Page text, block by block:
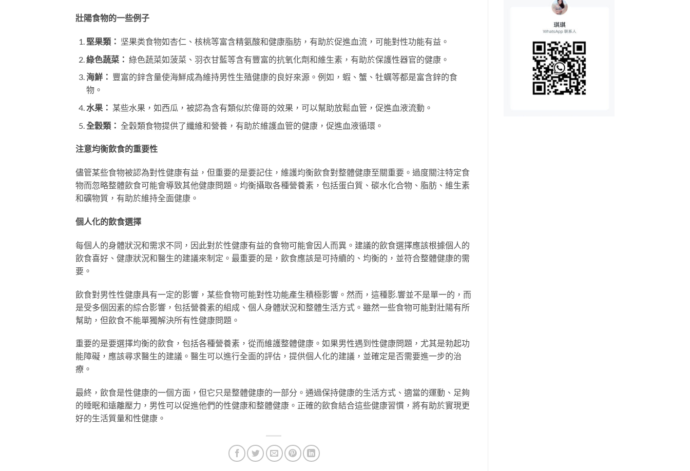
壯陽食物的一些例子
堅果類： 坚果类食物如杏仁、核桃等富含精氨酸和健康脂肪，有助於促進血流，可能對性功能有益。
綠色蔬菜： 綠色蔬菜如菠菜、羽衣甘藍等含有豐富的抗氧化劑和維生素，有助於保護性器官的健康。
海鮮： 豐富的鋅含量使海鮮成為維持男性生殖健康的良好來源。例如，蝦、蟹、牡蠣等都是富含鋅的食
物。
水果： 某些水果，如西瓜，被認為含有類似於偉哥的效果，可以幫助放鬆血管，促進血液流動。
全穀類： 全穀類食物提供了纖維和營養，有助於維護血管的健康，促進血液循環。
注意均衡飲食的重要性
儘管某些食物被認為對性健康有益，但重要的是要記住，維護均衡飲食對整體健康至關重要。過度關注特定食
物而忽略整體飲食可能會導致其他健康問題。均衡攝取各種營養素，包括蛋白質、碳水化合物、脂肪、維生素
和礦物質，有助於維持全面健康。
個人化的飲食選擇
每個人的身體狀況和需求不同，因此對於性健康有益的食物可能會因人而異。建議的飲食選擇應該根據個人的
飲食喜好、健康狀況和醫生的建議來制定。最重要的是，飲食應該是可持續的、均衡的，並符合整體健康的需
要。
飲食對男性性健康具有一定的影響，某些食物可能對性功能產生積極影響。然而，這種影響並不是單一的，而
是受多個因素的綜合影響，包括營養素的組成、個人身體狀況和整體生活方式。雖然一些食物可能對壯陽有所
幫助，但飲食不能單獨解決所有性健康問題。
重要的是要選擇均衡的飲食，包括各種營養素，從而維護整體健康。如果男性遇到性健康問題，尤其是勃起功
能障礙，應該尋求醫生的建議。醫生可以進行全面的評估，提供個人化的建議，並確定是否需要進一步的治
療。
最終，飲食是性健康的一個方面，但它只是整體健康的一部分。通過保持健康的生活方式、適當的運動、足夠
的睡眠和遠離壓力，男性可以促進他們的性健康和整體健康。正確的飲食結合這些健康習慣，將有助於實現更
好的生活質量和性健康。